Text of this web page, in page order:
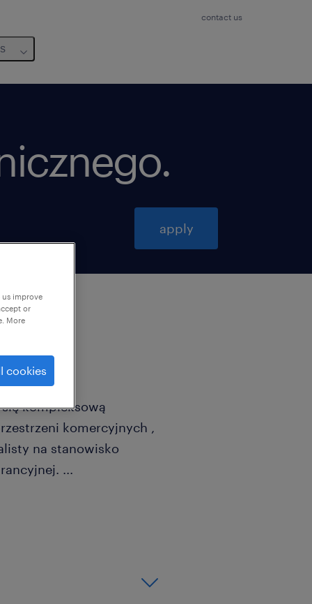
contact us
.
apply
kompleksową
komercyjnych ,
na stanowisko
...
technicznej , a
to dla Ciebie
Ci więcej o tej roli!
improve
or
More
cookies